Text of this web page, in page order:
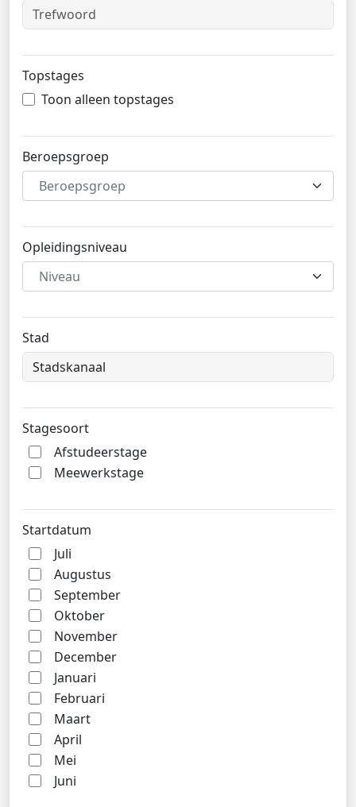
Topstages
Toon alleen topstages
Beroepsgroep
Beroepsgroep
Opleidingsniveau
Niveau
Stad
Stagesoort
Afstudeerstage
Meewerkstage
Startdatum
Juli
Augustus
September
Oktober
November
December
Januari
Februari
Maart
April
Mei
Juni